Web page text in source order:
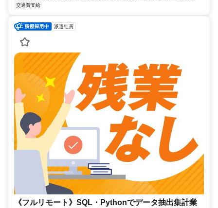
交通費支給
派遣社員
《フルリモート》SQL・Pythonでデータ抽出集計業